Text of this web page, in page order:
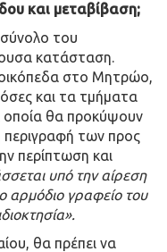
και μεταβίβαση;
του
κατάσταση.
στο Μητρώο,
και τα τμήματα
οποία θα προκύψουν
περιγραφή των προς
περίπτωση και
υπό την αίρεση
αρμόδιο γραφείο του
θα πρέπει να